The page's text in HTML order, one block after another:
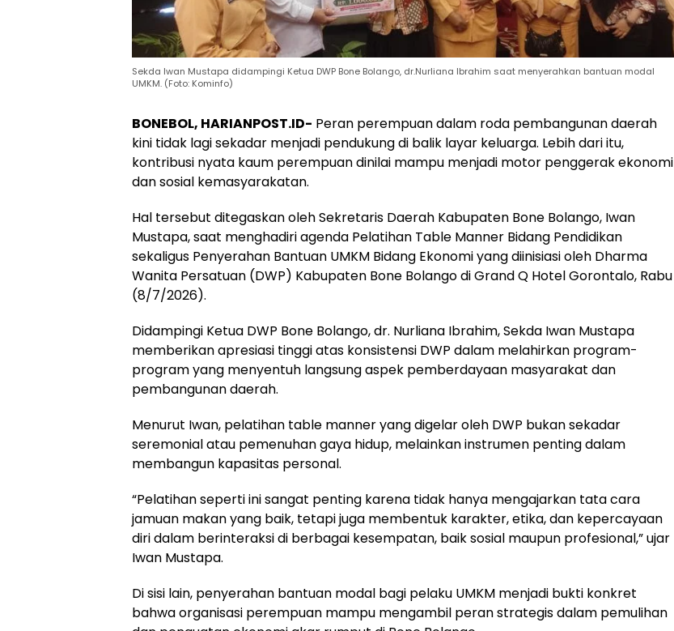
Sekda Iwan Mustapa didampingi Ketua DWP Bone Bolango, dr.Nurliana Ibrahim saat menyerahkan bantuan modal
UMKM. (Foto: Kominfo)
BONEBOL, HARIANPOST.ID- Peran perempuan dalam roda pembangunan daerah
kini tidak lagi sekadar menjadi pendukung di balik layar keluarga. Lebih dari itu,
kontribusi nyata kaum perempuan dinilai mampu menjadi motor penggerak ekonomi
dan sosial kemasyarakatan.
​Hal tersebut ditegaskan oleh Sekretaris Daerah Kabupaten Bone Bolango, Iwan
Mustapa, saat menghadiri agenda Pelatihan Table Manner Bidang Pendidikan
sekaligus Penyerahan Bantuan UMKM Bidang Ekonomi yang diinisiasi oleh Dharma
Wanita Persatuan (DWP) Kabupaten Bone Bolango di Grand Q Hotel Gorontalo, Rabu
(8/7/2026).
​Didampingi Ketua DWP Bone Bolango, dr. Nurliana Ibrahim, Sekda Iwan Mustapa
memberikan apresiasi tinggi atas konsistensi DWP dalam melahirkan program-
program yang menyentuh langsung aspek pemberdayaan masyarakat dan
pembangunan daerah.
​Menurut Iwan, pelatihan table manner yang digelar oleh DWP bukan sekadar
seremonial atau pemenuhan gaya hidup, melainkan instrumen penting dalam
membangun kapasitas personal.
​“Pelatihan seperti ini sangat penting karena tidak hanya mengajarkan tata cara
jamuan makan yang baik, tetapi juga membentuk karakter, etika, dan kepercayaan
diri dalam berinteraksi di berbagai kesempatan, baik sosial maupun profesional,” ujar
Iwan Mustapa.
​Di sisi lain, penyerahan bantuan modal bagi pelaku UMKM menjadi bukti konkret
bahwa organisasi perempuan mampu mengambil peran strategis dalam pemulihan